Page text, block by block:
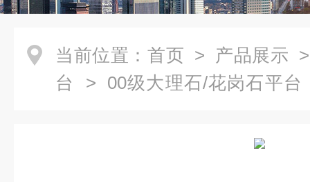
当前位置： 首页 > 产品展示
台
> 00级大理石/花岗石平台